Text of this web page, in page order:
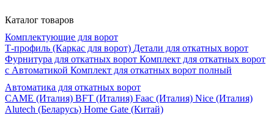
Каталог товаров
Комплектующие для ворот
Т-профиль (Каркас для ворот) Детали для откатных ворот
Фурнитура для откатных ворот Комплект для откатных ворот
с Автоматикой Комплект для откатных ворот полный
Автоматика для откатных ворот
CAME (Италия) BFT (Италия) Faac (Италия) Nice (Италия)
Alutech (Беларусь) Home Gate (Китай)